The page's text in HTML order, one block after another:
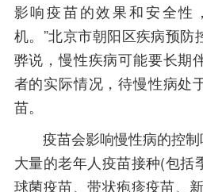
影响疫苗的效果和安全性
机。”北京市朝阳区疾病预防
骅说，慢性疾病可能要长期
者的实际情况，待慢性病处
苗。
疫苗会影响慢性病的控
大量的老年人疫苗接种(包括
球菌疫苗、带状疱疹疫苗、